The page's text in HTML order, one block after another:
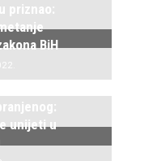
priznao:
BiH
unijeti u